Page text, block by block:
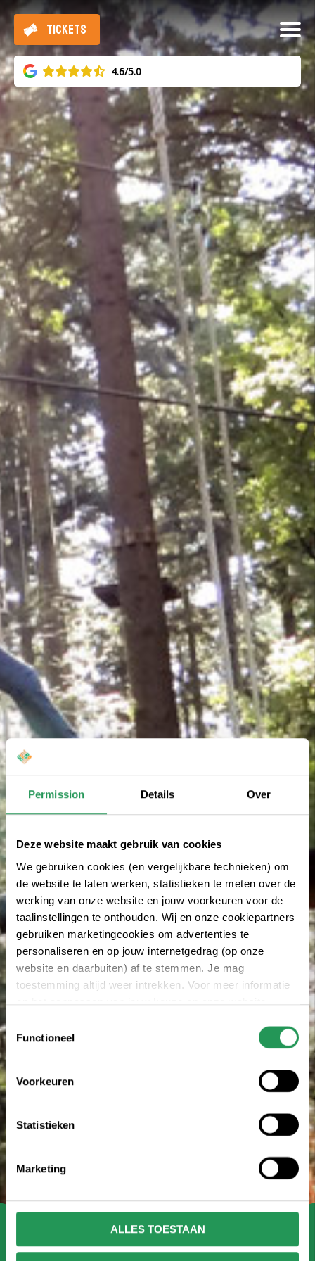
Permission Details Over
Deze website maakt gebruik van cookies
We gebruiken cookies (en vergelijkbare technieken) om
de website te laten werken, statistieken te meten over de
werking van onze website en jouw voorkeuren voor de
taalinstellingen te onthouden. Wij en onze cookiepartners
gebruiken marketingcookies om advertenties te
personaliseren en op jouw internetgedrag (op onze
website en daarbuiten) af te stemmen. Je mag
toestemming altijd weer intrekken. Voor meer informatie
Toestemmingsselectie
Functioneel
Voorkeuren
Statistieken
Marketing
ALLES TOESTAAN
4.6/5.0
TICKETS